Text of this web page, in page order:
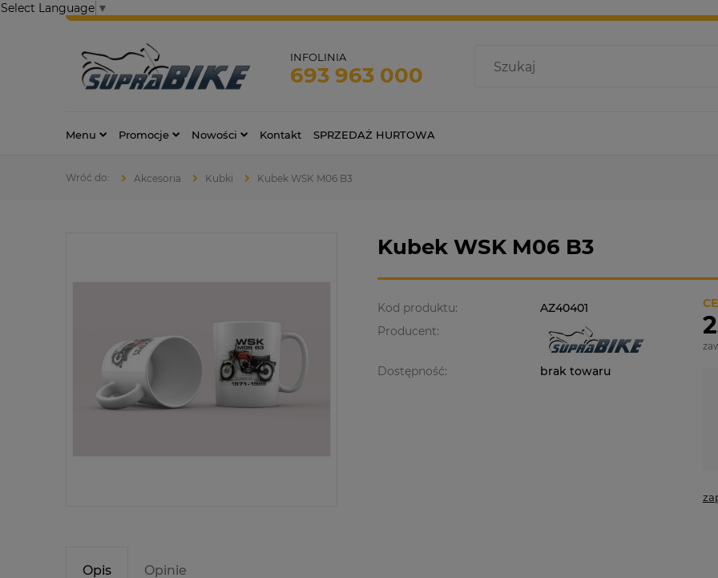
Select Language ▼
INFOLINIA
693 963 000
Menu Promocje Nowości Kontakt SPRZEDAŻ HURTOWA
Akcesoria Kubki Kubek WSK M06 B3
Kubek WSK M06 B3
Kod produktu:
AZ40401
Producent:
Dostępność: brak towaru
Opis Opinie